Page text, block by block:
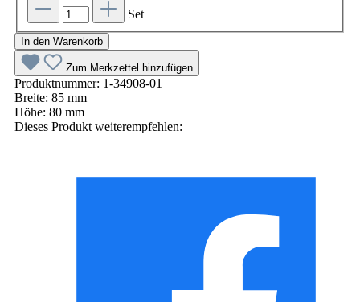
Set
In den Warenkorb
Zum Merkzettel hinzufügen
Produktnummer: 1-34908-01
Breite: 85 mm
Höhe: 80 mm
Dieses Produkt weiterempfehlen: